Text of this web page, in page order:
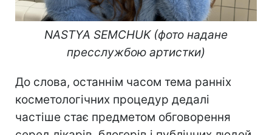
NASTYA SEMCHUK (фото надане
пресслужбою артистки)
До слова, останнім часом тема ранніх
косметологічних процедур дедалі
частіше стає предметом обговорення